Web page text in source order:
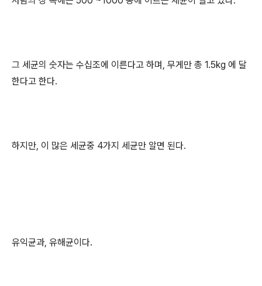
그 세균의 숫자는 수십조에 이른다고 하며, 무게만 총 1.5kg 에 달
한다고 한다.
하지만, 이 많은 세균중 4가지 세균만 알면 된다.
유익균과, 유해균이다.